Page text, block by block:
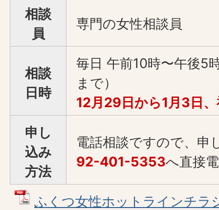
相談
員
専門の女性相談員
相談
日時
毎日 午前10時〜午後5
まで）
12月29日から1月3日
申し
込み
方法
電話相談ですので、申
92-401-5353へ直接
ふくつ女性ホットラインチラ